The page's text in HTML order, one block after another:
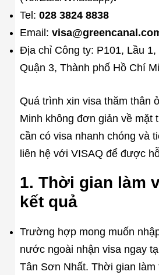
Tel: 028 3824 8838
Email:
Địa chỉ Công ty: P101, Lầu
Quận 3, Thành phố Hồ Chí
Quá trình xin visa thăm thân
Minh không đơn giản về mặt
cần có visa nhanh chóng và
liên hệ với VISAQ để được
1. Thời gian làm
kết quả
Trường hợp mong muốn
nước ngoài nhận visa ngay
Tân Sơn Nhất. Thời gian làm